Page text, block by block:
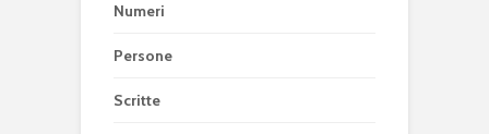
Numeri
Persone
Scritte